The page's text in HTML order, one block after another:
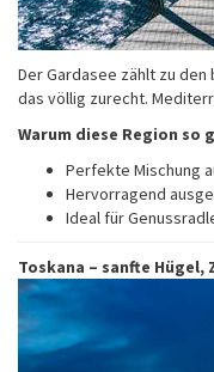
Der Gardasee zählt zu
das völlig zurecht.
Warum diese Region so
Perfekte Mischung
Hervorragend
Ideal für
Toskana – sanfte Hügel,